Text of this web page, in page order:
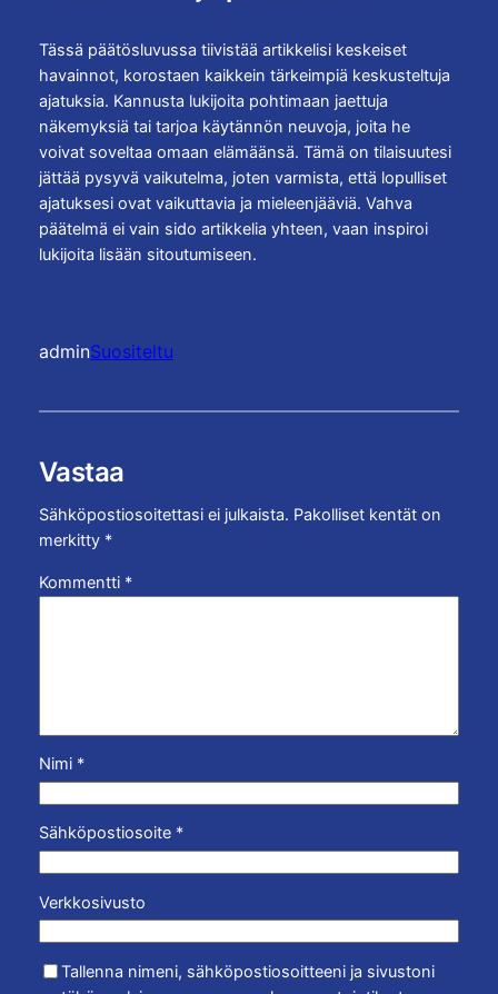
Tässä päätösluvussa tiivistää artikkelisi keskeiset
havainnot, korostaen kaikkein tärkeimpiä keskusteltuja
ajatuksia. Kannusta lukijoita pohtimaan jaettuja
näkemyksiä tai tarjoa käytännön neuvoja, joita he
voivat soveltaa omaan elämäänsä. Tämä on tilaisuutesi
jättää pysyvä vaikutelma, joten varmista, että lopulliset
ajatuksesi ovat vaikuttavia ja mieleenjääviä. Vahva
päätelmä ei vain sido artikkelia yhteen, vaan inspiroi
lukijoita lisään sitoutumiseen.
adminSuositeltu
Vastaa
Sähköpostiosoitettasi ei julkaista. Pakolliset kentät on
merkitty *
Kommentti *
Nimi *
Sähköpostiosoite *
Verkkosivusto
Tallenna nimeni, sähköpostiosoitteeni ja sivustoni